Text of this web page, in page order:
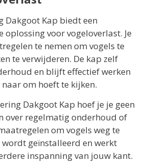
Dakgoot Kap biedt een
voor vogeloverlast. Je
te nemen om vogels te
te verwijderen. De kap zelf
en blijft effectief werken
om hoeft te kijken.
Dakgoot Kap hoef je je geen
over regelmatig onderhoud of
om vogels weg te
wordt geïnstalleerd en werkt
inspanning van jouw kant.